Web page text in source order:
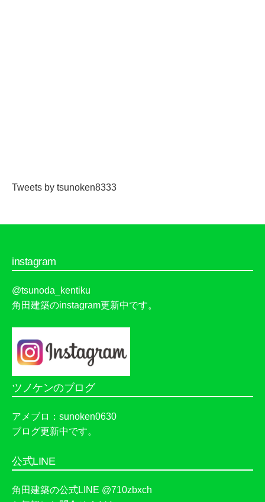
Tweets by tsunoken8333
instagram
@tsunoda_kentiku
角田建築のinstagram更新中です。
ツノケンのブログ
アメブロ：sunoken0630
ブログ更新中です。
公式LINE
角田建築の公式LINE @710zbxch